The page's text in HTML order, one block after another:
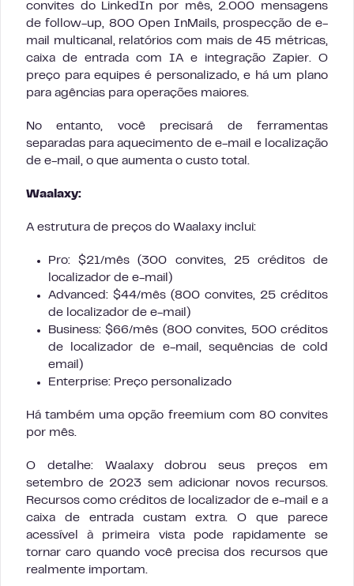
convites do LinkedIn por mês, 2.000 mensagens
de follow-up, 800 Open InMails, prospecção de e-
mail multicanal, relatórios com mais de 45 métricas,
caixa de entrada com IA e integração Zapier. O
preço para equipes é personalizado, e há um plano
para agências para operações maiores.
No entanto, você precisará de ferramentas
separadas para aquecimento de e-mail e localização
de e-mail, o que aumenta o custo total.
Waalaxy:
A estrutura de preços do Waalaxy inclui:
Pro: $21/mês (300 convites, 25 créditos de
localizador de e-mail)
Advanced: $44/mês (800 convites, 25 créditos
de localizador de e-mail)
Business: $66/mês (800 convites, 500 créditos
de localizador de e-mail, sequências de cold
email)
Enterprise: Preço personalizado
Há também uma opção freemium com 80 convites
por mês.
O detalhe: Waalaxy dobrou seus preços em
setembro de 2023 sem adicionar novos recursos.
Recursos como créditos de localizador de e-mail e a
caixa de entrada custam extra. O que parece
acessível à primeira vista pode rapidamente se
tornar caro quando você precisa dos recursos que
realmente importam.